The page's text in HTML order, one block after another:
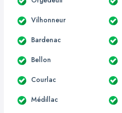
Vilhonneur
Bardenac
Bellon
Courlac
Médillac